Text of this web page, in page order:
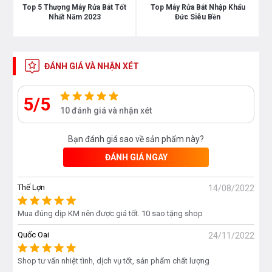
Máy rửa bát Dusler SCE60M08EU đảm bảo bát đĩa
được làm sạch an toàn
Không chỉ vậy máy rửa bátDusler SCE60M08EU
sở hữu hệ thống lõi cọ rửa siêu mạnh đánh bay mọi
vết bẩn, kết hợp với lõi rửa 5 tốc độ giúp rửa nhanh,
sạch tối ưu.
Dusler SCE60M08EU làm sạch theo quy trình 4 bước:
Top 5 Thượng Máy Rửa Bát Tốt
Nhất Năm 2023
Top Máy Rửa Bát Nhập Khẩu
Đức Siêu Bền
ĐÁNH GIÁ VÀ NHẬN XÉT
5/5 10 đánh giá và nhận xét
Bạn đánh giá sao về sản phẩm này?
ĐÁNH GIÁ NGAY
Thế Lợn 14/08/2022
Mua đúng dịp KM nên được giá tốt. 10 sao tặng shop
Quốc Oai 24/11/2022
Shop tư vấn nhiệt tình, dịch vụ tốt, sản phẩm chất lượng